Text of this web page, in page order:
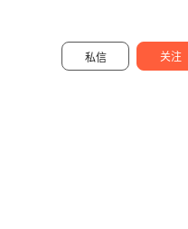
私信 关注